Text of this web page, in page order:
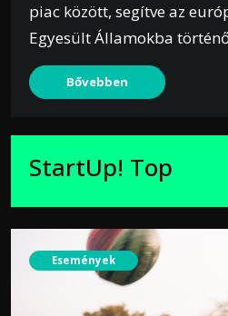
piac között, segítve az
Egyesült Államokba
Bővebben
StartUp! Top
Események